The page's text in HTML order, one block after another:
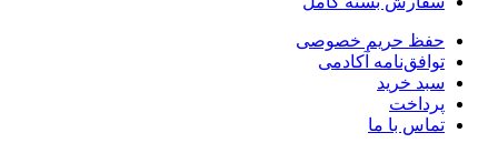
حفظ حریم خصوصی
توافق‌نامه آکادمی
سبد خرید
پرداخت
تماس با ما